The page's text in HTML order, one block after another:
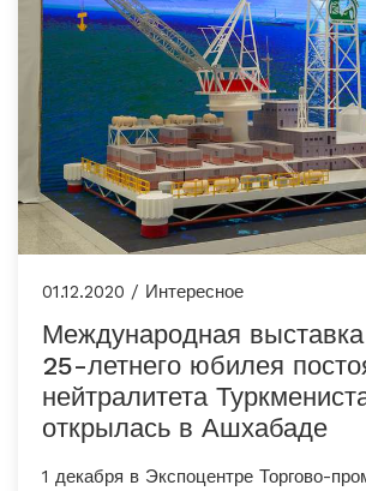
01.12.2020 / Интересное
Международная выставка
25-летнего юбилея
нейтралитета
открылась в Ашхабаде
1 декабря в Экспоцентре Торгово-